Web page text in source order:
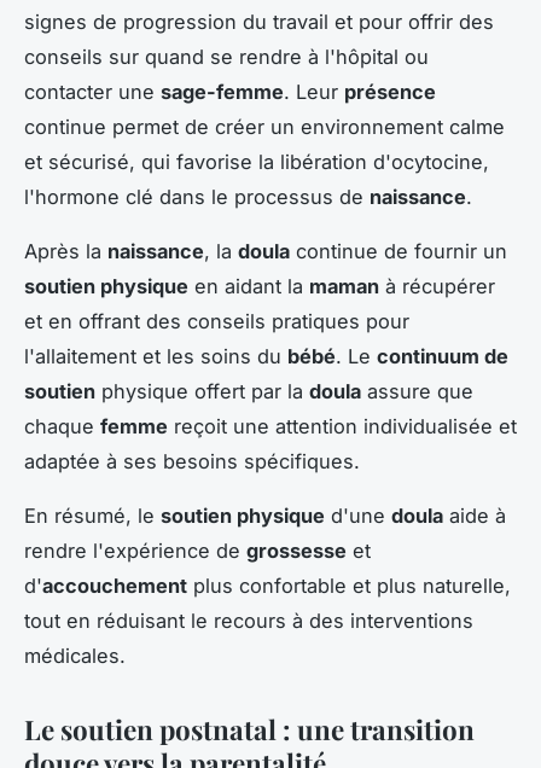
signes de progression du travail et pour offrir des
conseils sur quand se rendre à l'hôpital ou
contacter une sage-femme. Leur présence
continue permet de créer un environnement calme
et sécurisé, qui favorise la libération d'ocytocine,
l'hormone clé dans le processus de naissance.
Après la naissance, la doula continue de fournir un
soutien physique en aidant la maman à récupérer
et en offrant des conseils pratiques pour
l'allaitement et les soins du bébé. Le continuum de
soutien physique offert par la doula assure que
chaque femme reçoit une attention individualisée et
adaptée à ses besoins spécifiques.
En résumé, le soutien physique d'une doula aide à
rendre l'expérience de grossesse et
d'accouchement plus confortable et plus naturelle,
tout en réduisant le recours à des interventions
médicales.
Le soutien postnatal : une transition